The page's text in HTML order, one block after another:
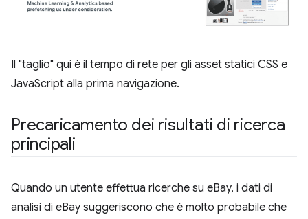
Il "taglio" qui è il tempo di rete per gli asset statici CSS e
JavaScript alla prima navigazione.
Precaricamento dei risultati di ricerca
principali
Quando un utente effettua ricerche su eBay, i dati di
analisi di eBay suggeriscono che è molto probabile che